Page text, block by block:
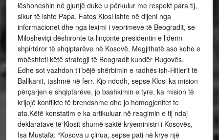
lëshoheshin në gjunjë duke u përkulur me respekt para tij,
sikur të ishte Papa. Fatos Klosi ishte në dijeni nga
informacionet dhe nga leximi i veprimeve të Beogradit, se
Milosheviçi dëshironte ta linçonte presidentin e liderin
shpirtëror të shqiptarëve në Kosovë. Megjithatë aso kohe e
mbështeti këtë strategji të Beogradit kundër Rugovës.
Edhe sot vazhdon t’i bëjë shërbimin e radhës ish-Hitlerit të
Ballkanit, tashmë në ferr. Kjo ndodh, sepse Klosi ka mision
përçarjen e shqiptarëve, jo bashkimin e tyre, ka mision të
krijojë konflikte të brendshme dhe jo homogjenitet te
ata.Këtë konstatim e ka artikuluar në reagimin e tij ndaj
deklaratave të Klosit shumë saktë kryeministri i Kosovës,
Isa Mustafa: “Kosova u çlirua, sepse pati në krye një